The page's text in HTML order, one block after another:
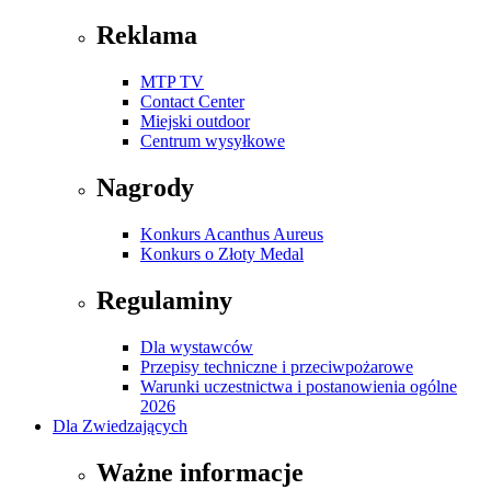
Reklama
MTP TV
Contact Center
Miejski outdoor
Centrum wysyłkowe
Nagrody
Konkurs Acanthus Aureus
Konkurs o Złoty Medal
Regulaminy
Dla wystawców
Przepisy techniczne i przeciwpożarowe
Warunki uczestnictwa i postanowienia ogólne
2026
Dla Zwiedzających
Ważne informacje